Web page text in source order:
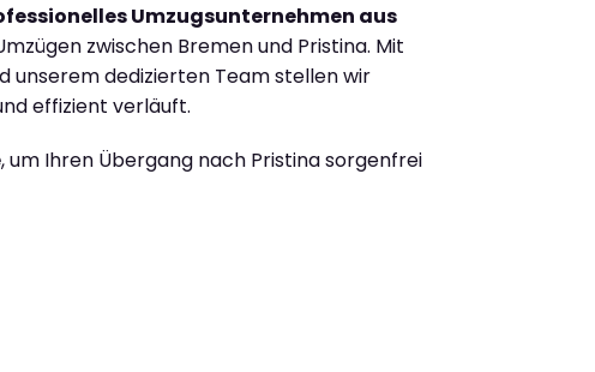
Umzugsunternehmen aus
zwischen Bremen und Pristina. Mit
unserem dedizierten Team stellen wir
effizient verläuft.
, um Ihren Übergang nach Pristina sorgenfrei